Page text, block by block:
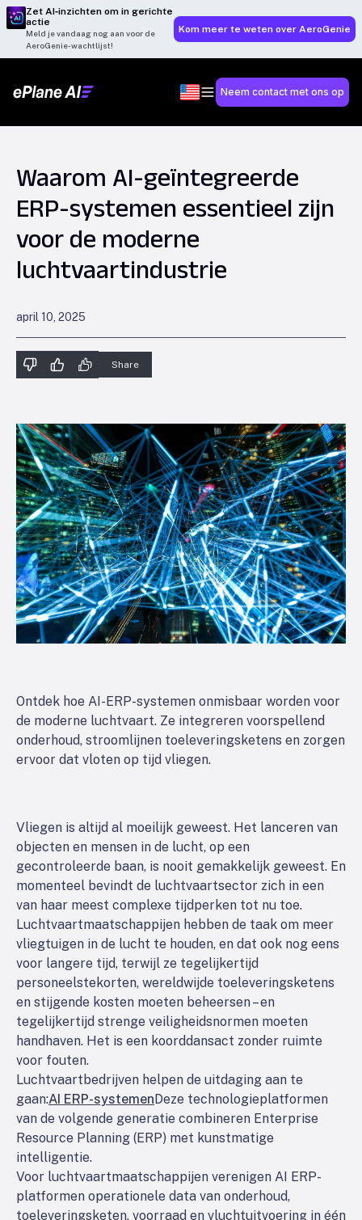
Zet AI‑inzichten om in gerichte
actie
Meld je vandaag nog aan voor de
AeroGenie-wachtlijst!
Kom meer te weten over AeroGenie
Neem contact met ons op
Waarom AI-geïntegreerde
ERP-systemen essentieel zijn
voor de moderne
luchtvaartindustrie
april 10, 2025
Share
Ontdek hoe AI-ERP-systemen onmisbaar worden voor
de moderne luchtvaart. Ze integreren voorspellend
onderhoud, stroomlijnen toeleveringsketens en zorgen
ervoor dat vloten op tijd vliegen.
Vliegen is altijd al moeilijk geweest. Het lanceren van
objecten en mensen in de lucht, op een
gecontroleerde baan, is nooit gemakkelijk geweest. En
momenteel bevindt de luchtvaartsector zich in een
van haar meest complexe tijdperken tot nu toe.
Luchtvaartmaatschappijen hebben de taak om meer
vliegtuigen in de lucht te houden, en dat ook nog eens
voor langere tijd, terwijl ze tegelijkertijd
personeelstekorten, wereldwijde toeleveringsketens
en stijgende kosten moeten beheersen – en
tegelijkertijd strenge veiligheidsnormen moeten
handhaven. Het is een koorddansact zonder ruimte
voor fouten.
Luchtvaartbedrijven helpen de uitdaging aan te
gaan:AI ERP-systemenDeze technologieplatformen
van de volgende generatie combineren Enterprise
Resource Planning (ERP) met kunstmatige
intelligentie.
Voor luchtvaartmaatschappijen verenigen AI ERP-
platformen operationele data van onderhoud,
toeleveringsketen, voorraad en vluchtuitvoering in één